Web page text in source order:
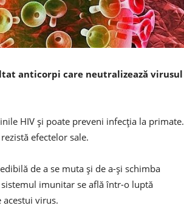
anticorpi care neutralizează virusul
HIV și poate preveni infecția la primate.
efectelor sale.
de a se muta și de a-și schimba
imunitar se află într-o luptă
virus.